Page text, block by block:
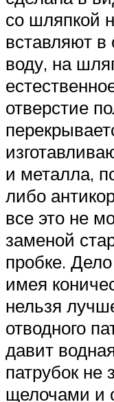
со шляпкой
вставляют в
воду, на
отверстие
и металла,
либо
все это не
заменой
пробке.
имея
нельзя
отводного
давит
патрубок не
щелочами и